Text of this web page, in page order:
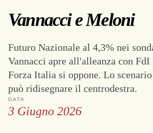
Vannacci e Meloni
Futuro Nazionale al 4,3% nei
Vannacci apre all'alleanza con
Forza Italia si oppone. Lo
può ridisegnare il centrodestra.
DATA
3 Giugno 2026